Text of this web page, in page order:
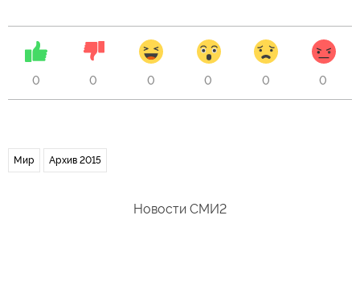
0 0 0 0 0 0
Мир Архив 2015
Новости СМИ2